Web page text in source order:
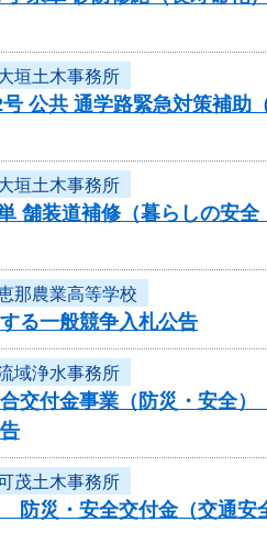
垣土木事務所
号 公共 通学路緊急対策補
垣土木事務所
舗装道補修（暮らしの
那農業高等学校
る一般競争入札公告
域浄水事務所
付金事業（防災・安全）
茂土木事務所
防災・安全交付金（交通